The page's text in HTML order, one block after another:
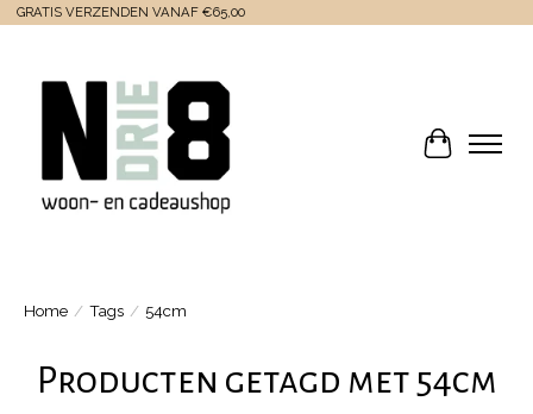
GRATIS VERZENDEN VANAF €65,00
Home / Tags / 54cm
Producten getagd met 54cm